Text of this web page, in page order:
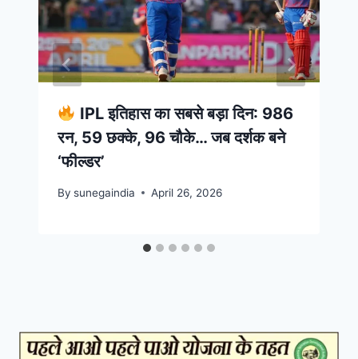
IPL इतिहास का सबसे बड़ा दिन: 986
रन, 59 छक्के, 96 चौके… जब दर्शक बने
‘फील्डर’
By sunegaindia April 26, 2026